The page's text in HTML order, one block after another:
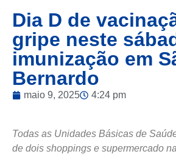
Dia D de
gripe neste
imunização em
Bernardo
maio 9, 2025 4:24 pm
Todas as Unidades Básicas de
de dois shoppings e supermercado